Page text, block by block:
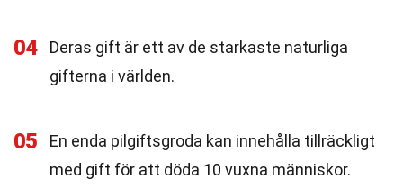
04
Deras gift är ett av de starkaste naturliga
gifterna i världen.
05
En enda pilgiftsgroda kan innehålla tillräckligt
med gift för att döda 10 vuxna människor.